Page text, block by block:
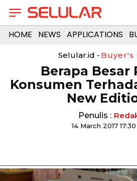
HOME NEWS APPLICATIONS
Selular.id - Buyer's
Berapa Besar
Konsumen
New
Penulis :
14 March 2017